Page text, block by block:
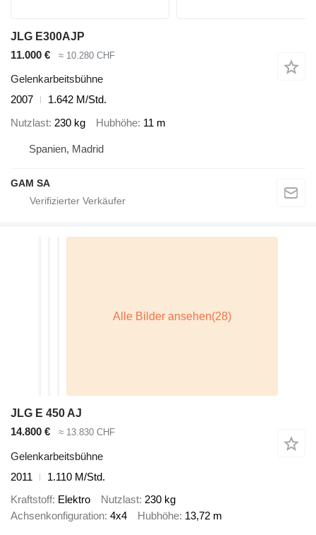
JLG E300AJP
11.000 €
≈ 10.280 CHF
Gelenkarbeitsbühne
2007
1.642 M/Std.
Nutzlast 230 kg Hubhöhe 11 m
Spanien, Madrid
GAM SA
JLG E 450 AJ
14.800 €
≈ 13.830 CHF
Gelenkarbeitsbühne
2011
1.110 M/Std.
Kraftstoff Elektro Nutzlast 230 kg
Achsenkonfiguration 4x4 Hubhöhe 13,72 m